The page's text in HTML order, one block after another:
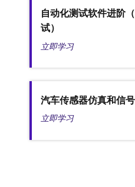
自动化测试软件进阶
试）
立即学习
汽车传感器仿真和信
立即学习